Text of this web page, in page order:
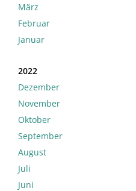
März
Februar
Januar
2022
Dezember
November
Oktober
September
August
Juli
Juni